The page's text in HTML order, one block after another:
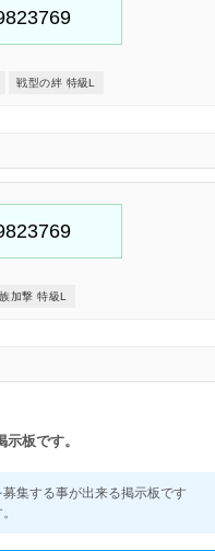
戦型の絆 特級L
加撃 特級L
板です。
集する事が出来る掲示板です